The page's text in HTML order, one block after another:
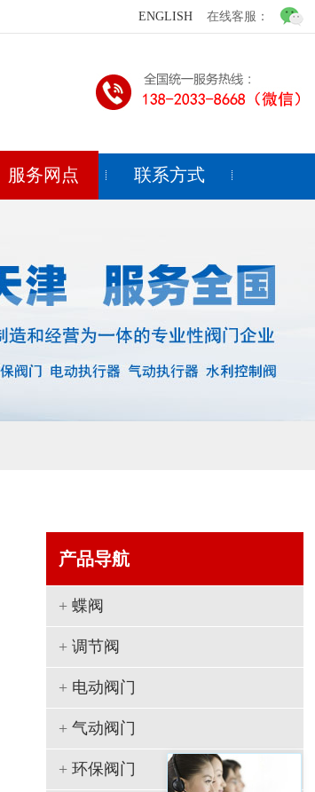
ENGLISH 在线客服：
服务网点 联系方式
产品导航
+蝶阀
+调节阀
+ 电动阀门
+气动阀门
+环保阀门